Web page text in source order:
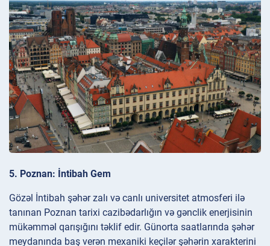
5. Poznan: İntibah Gem
Gözəl İntibah şəhər zalı və canlı universitet atmosferi ilə
tanınan Poznan tarixi cazibədarlığın və gənclik enerjisinin
mükəmməl qarışığını təklif edir. Günorta saatlarında şəhər
meydanında baş verən mexaniki keçilər şəhərin xarakterini